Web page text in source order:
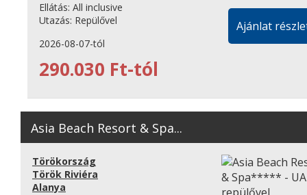
Ellátás: All inclusive
Utazás: Repülővel
2026-08-07-tól
290.030 Ft-tól
Ajánlat
Asia Beach Resort & Spa...
Törökország
Török Riviéra
Alanya